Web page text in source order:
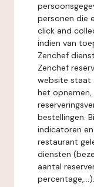
personen die
click and
indien van
Zenchef
Zenchef
website staat
het opnemen,
bestellingen.
indicatoren
restaurant
diensten
aantal